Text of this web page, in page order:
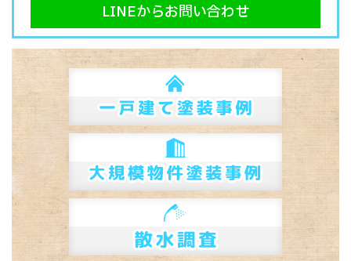
LINEからお問い合わせ